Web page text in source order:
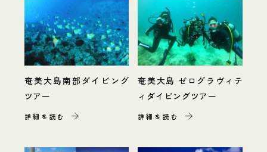
奄美大島南部ダイビング
ツアー
詳細を読む
奄美大島 ゼログラヴィテ
ィダイビングツアー
詳細を読む